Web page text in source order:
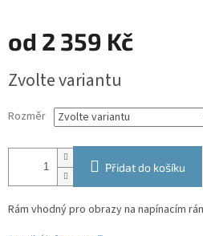
od 2 359 Kč
cena:
Zvolte variantu
Rozměr
Přidat do košíku
Rám vhodný pro obrazy na napínacím